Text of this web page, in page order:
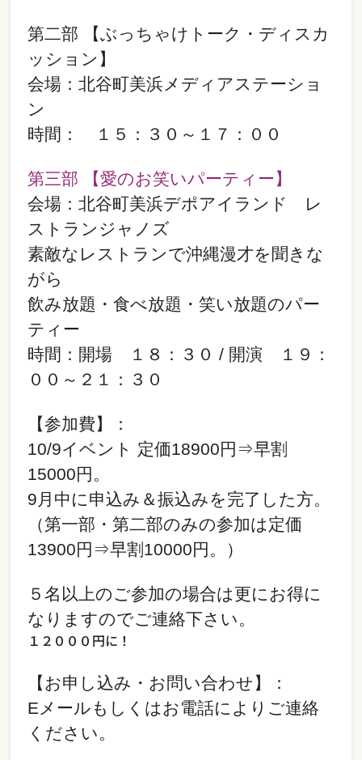
第二部 【ぶっちゃけトーク・ディスカ
ッション】
会場：北谷町美浜メディアステーショ
ン
時間： １５：３０～１７：００
第三部 【愛のお笑いパーティー】
会場：北谷町美浜デポアイランド レ
ストランジャノズ
素敵なレストランで沖縄漫才を聞きな
がら
飲み放題・食べ放題・笑い放題のパー
ティー
時間：開場 １８：３０ / 開演 １９：
００～２１：３０
【参加費】：
10/9イベント 定価18900円⇒早割
15000円。
9月中に申込み＆振込みを完了した方。
（第一部・第二部のみの参加は定価
13900円⇒早割10000円。）
５名以上のご参加の場合は更にお得に
なりますのでご連絡下さい。
１２０００円に！
【お申し込み・お問い合わせ】：
Eメールもしくはお電話によりご連絡
ください。